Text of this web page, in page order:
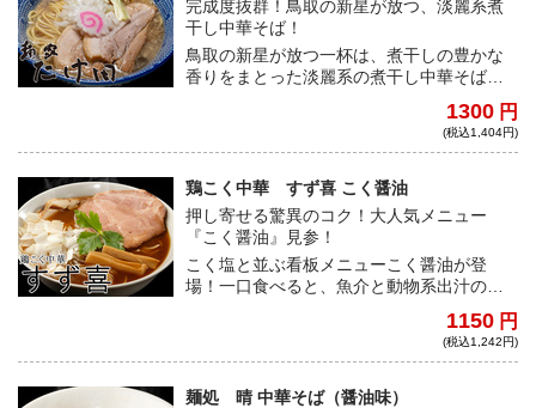
完成度抜群！鳥取の新星が放つ、淡麗系煮
干し中華そば！
鳥取の新星が放つ一杯は、煮干しの豊かな
香りをまとった淡麗系の煮干し中華そば。
ベースのスープが自慢の超ハイクオリティ
1300 円
(税込1,404円)
鶏こく中華 すず喜 こく醤油
押し寄せる驚異のコク！大人気メニュー
『こく醤油』見参！
こく塩と並ぶ看板メニューこく醤油が登
場！一口食べると、魚介と動物系出汁の絶
口いっぱいに広がり、その旨さは脳に刻み
1150 円
(税込1,242円)
麺処 晴 中華そば（醤油味）